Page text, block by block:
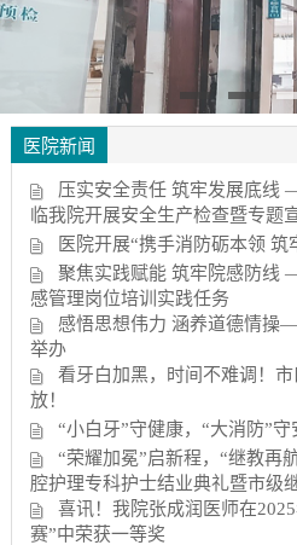
医院新闻
压实安全责任 筑牢发展底线
临我院开展安全生产检查暨专题
医院开展“携手消防砺本领
聚焦实践赋能 筑牢院感防线
感管理岗位培训实践任务
感悟思想伟力 涵养道德情操
举办
看牙白加黑，时间不难调！
放！
“小白牙”守健康，“大消防”守
“荣耀加冕”启新程，“继教
腔护理专科护士结业典礼暨市级
喜讯！我院张成润医师在
赛”中荣获一等奖